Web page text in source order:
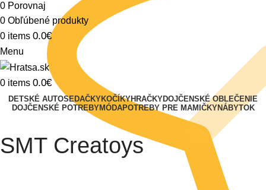
0 Porovnaj
0 Obľúbené produkty
0 items 0.0€
Menu
0 items 0.0€
DETSKÉ AUTOSEDAČKYKOČÍKYHRAČKYDOJČENSKÉ OBLEČENIE
DOJČENSKÉ POTREBYMÓDAPOTREBY PRE MAMIČKYNÁBYTOK
SMT Creatoys